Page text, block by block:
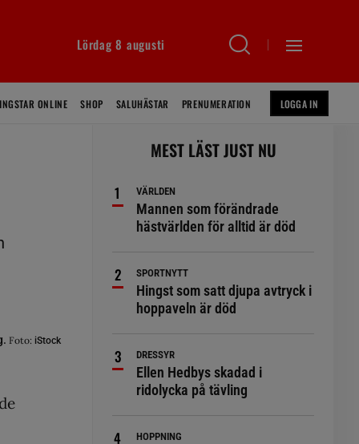
Lördag 8 augusti
ONLINE SHOP SALUHÄSTAR PRENUMERATION LOGGA IN
Foto: iStock
MEST LÄST JUST NU
VÄRLDEN
Mannen som förändrade
hästvärlden för alltid är död
SPORTNYTT
Hingst som satt djupa avtryck i
hoppaveln är död
DRESSYR
Ellen Hedbys skadad i
ridolycka på tävling
HOPPNING